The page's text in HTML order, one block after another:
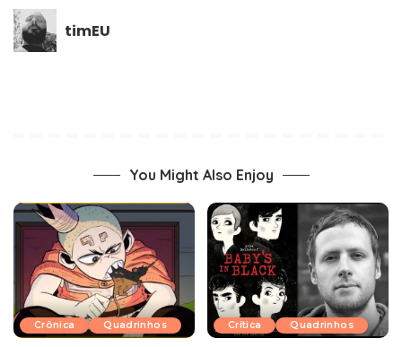
timEU
You Might Also Enjoy
Crônica Quadrinhos Crítica Quadrinhos